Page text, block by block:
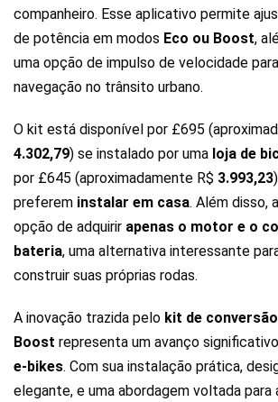
companheiro. Esse aplicativo permite
de potência em modos Eco ou Boost,
uma opção de impulso de velocidade
navegação no trânsito urbano.
O kit está disponível por £695
4.302,79) se instalado por uma loja de
por £645 (aproximadamente R$ 3.993,23
preferem instalar em casa. Além disso, a
opção de adquirir apenas o motor e o
bateria, uma alternativa interessante
construir suas próprias rodas.
A inovação trazida pelo kit de
Boost representa um avanço
e-bikes. Com sua instalação prática,
elegante, e uma abordagem voltada para